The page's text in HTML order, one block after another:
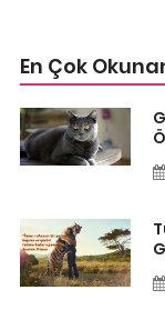
En Çok